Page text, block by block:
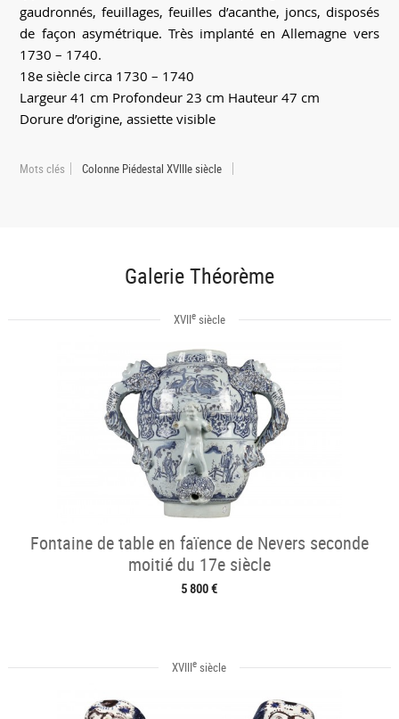
gaudronnés, feuillages, feuilles d’acanthe, joncs, disposés
de façon asymétrique. Très implanté en Allemagne vers
1730 – 1740.
18e siècle circa 1730 – 1740
Largeur 41 cm Profondeur 23 cm Hauteur 47 cm
Dorure d’origine, assiette visible
Mots clés Colonne Piédestal XVIIIe siècle
Galerie Théorème
XVIIesiècle
Fontaine de table en faïence de Nevers seconde
moitié du 17e siècle
5 800 €
XVIIIe siècle